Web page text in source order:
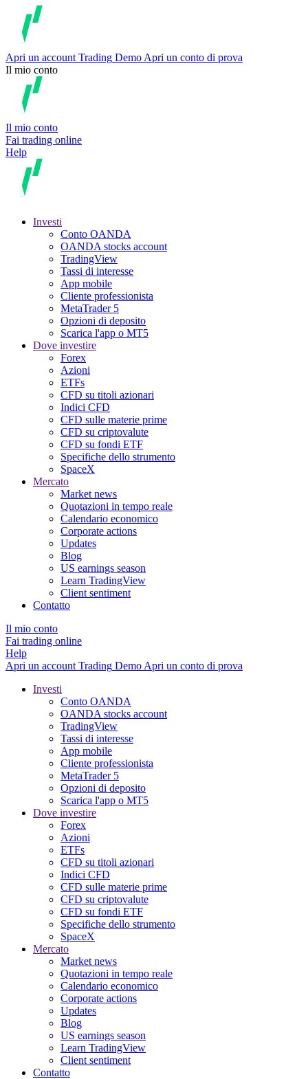
Apri un account Trading Demo Apri un conto di prova
Il mio conto
Il mio conto
Fai trading online
Help
Investi
Conto OANDA
OANDA stocks account
TradingView
Tassi di interesse
App mobile
Cliente professionista
MetaTrader 5
Opzioni di deposito
Scarica l'app o MT5
Dove investire
Forex
Azioni
ETFs
CFD su titoli azionari
Indici CFD
CFD sulle materie prime
CFD su criptovalute
CFD su fondi ETF
Specifiche dello strumento
SpaceX
Mercato
Market news
Quotazioni in tempo reale
Calendario economico
Corporate actions
Updates
Blog
US earnings season
Learn TradingView
Client sentiment
Contatto
Il mio conto
Fai trading online
Help
Apri un account Trading Demo Apri un conto di prova
Investi
Conto OANDA
OANDA stocks account
TradingView
Tassi di interesse
App mobile
Cliente professionista
MetaTrader 5
Opzioni di deposito
Scarica l'app o MT5
Dove investire
Forex
Azioni
ETFs
CFD su titoli azionari
Indici CFD
CFD sulle materie prime
CFD su criptovalute
CFD su fondi ETF
Specifiche dello strumento
SpaceX
Mercato
Market news
Quotazioni in tempo reale
Calendario economico
Corporate actions
Updates
Blog
US earnings season
Learn TradingView
Client sentiment
Contatto